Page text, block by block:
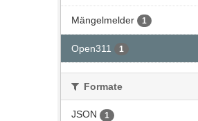
Mängelmelder 1
Open311 1
Formate
JSON 1